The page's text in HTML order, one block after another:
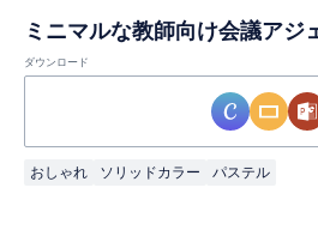
ミニマルな教師向け会議アジ
ダウンロード
おしゃれ ソリッドカラー パステル